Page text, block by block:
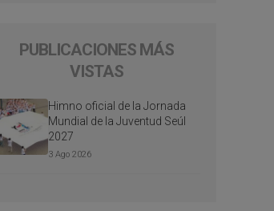
PUBLICACIONES MÁS
VISTAS
Himno oficial de la Jornada
Mundial de la Juventud Seúl
2027
3 Ago 2026